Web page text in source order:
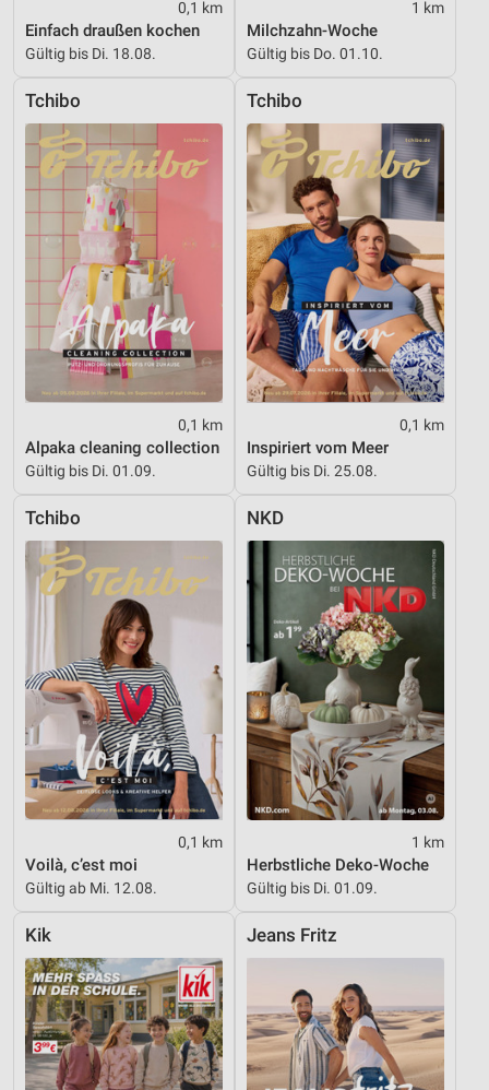
0,1 km
Einfach draußen kochen
Gültig bis Di. 18.08.
1 km
Milchzahn-Woche
Gültig bis Do. 01.10.
Tchibo
0,1 km
Alpaka cleaning collection
Gültig bis Di. 01.09.
Tchibo
0,1 km
Inspiriert vom Meer
Gültig bis Di. 25.08.
Tchibo
0,1 km
Voilà, c’est moi
Gültig ab Mi. 12.08.
NKD
1 km
Herbstliche Deko-Woche
Gültig bis Di. 01.09.
Kik Jeans Fritz
Informationen identifizieren
Nicht-IAB-Verarbeitungszwecke:
Performance
Funktional
Werbung